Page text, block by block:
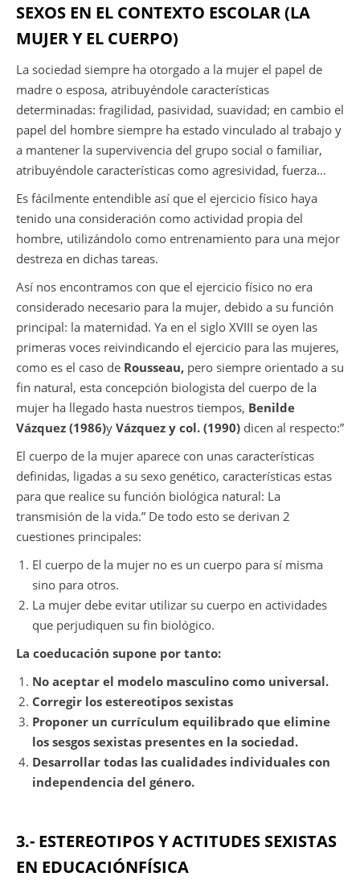
SEXOS EN EL CONTEXTO ESCOLAR (LA
MUJER Y EL CUERPO)
La sociedad siempre ha otorgado a la mujer el papel de
madre o esposa, atribuyéndole características
determinadas: fragilidad, pasividad, suavidad; en cambio el
papel del hombre siempre ha estado vinculado al trabajo y
a mantener la supervivencia del grupo social o familiar,
atribuyéndole características como agresividad, fuerza…
Es fácilmente entendible así que el ejercicio físico haya
tenido una consideración como actividad propia del
hombre, utilizándolo como entrenamiento para una mejor
destreza en dichas tareas.
Así nos encontramos con que el ejercicio físico no era
considerado necesario para la mujer, debido a su función
principal: la maternidad. Ya en el siglo XVIII se oyen las
primeras voces reivindicando el ejercicio para las mujeres,
como es el caso de Rousseau, pero siempre orientado a su
fin natural, esta concepción biologista del cuerpo de la
mujer ha llegado hasta nuestros tiempos, Benilde
Vázquez (1986)y Vázquez y col. (1990) dicen al respecto:”
El cuerpo de la mujer aparece con unas características
definidas, ligadas a su sexo genético, características estas
para que realice su función biológica natural: La
transmisión de la vida.” De todo esto se derivan 2
cuestiones principales:
El cuerpo de la mujer no es un cuerpo para sí misma
sino para otros.
La mujer debe evitar utilizar su cuerpo en actividades
que perjudiquen su fin biológico.
La coeducación supone por tanto:
No aceptar el modelo masculino como universal.
Corregir los estereotipos sexistas
Proponer un currículum equilibrado que elimine
los sesgos sexistas presentes en la sociedad.
Desarrollar todas las cualidades individuales con
independencia del género.
3.- ESTEREOTIPOS Y ACTITUDES SEXISTAS
EN EDUCACIÓNFÍSICA